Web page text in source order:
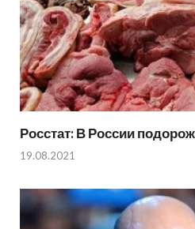
Росстат: В России
19.08.2021